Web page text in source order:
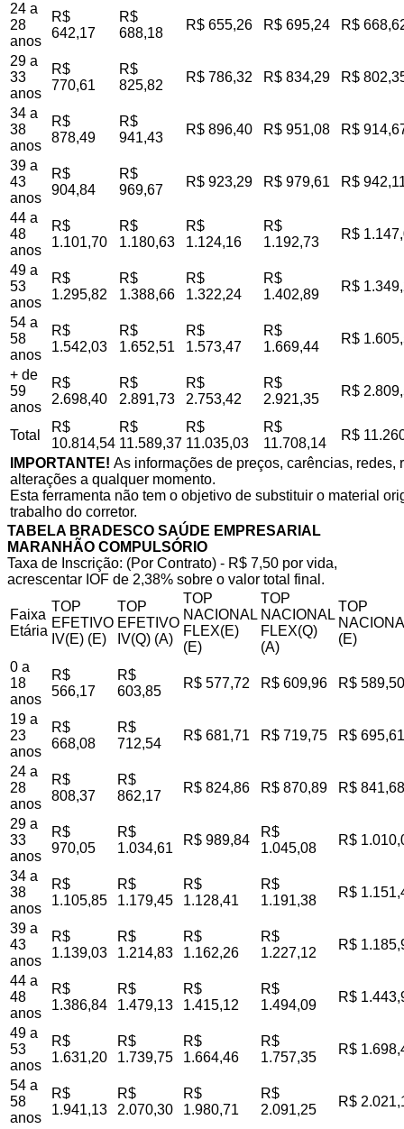
24 a
28
anos
R$
642,17
R$
688,18
R$ 655,26 R$ 695,24 R$
29 a
33
anos
R$
770,61
R$
825,82
R$ 786,32 R$ 834,29 R$
34 a
38
anos
R$
878,49
R$
941,43
R$ 896,40 R$ 951,08 R$
39 a
43
anos
R$
904,84
R$
969,67
R$ 923,29 R$ 979,61 R$
44 a
48
anos
R$
1.101,70
R$
1.180,63
R$
1.124,16
R$
1.192,73
R$
49 a
53
anos
R$
1.295,82
R$
1.388,66
R$
1.322,24
R$
1.402,89
R$
54 a
58
anos
R$
1.542,03
R$
1.652,51
R$
1.573,47
R$
1.669,44
R$
+ de
59
anos
R$
2.698,40
R$
2.891,73
R$
2.753,42
R$
2.921,35
R$
Total
R$
10.814,54
R$
11.589,37
R$
11.035,03
R$
11.708,14
R$
IMPORTANTE! As informações de preços, carências,
alterações a qualquer momento.
Esta ferramenta não tem o objetivo de substituir o material
trabalho do corretor.
TABELA BRADESCO SAÚDE EMPRESARIAL
MARANHÃO COMPULSÓRIO
Taxa de Inscrição: (Por Contrato) - R$ 7,50 por vida,
acrescentar IOF de 2,38% sobre o valor total final.
Faixa
Etária
TOP
EFETIVO
IV(E) (E)
TOP
EFETIVO
IV(Q) (A)
TOP
NACIONAL
FLEX(E)
(E)
TOP
NACIONAL
FLEX(Q)
(A)
TOP
(E)
0 a
18
anos
R$
566,17
R$
603,85
R$ 577,72 R$ 609,96 R$ 589,50
19 a
23
anos
R$
668,08
R$
712,54
R$ 681,71 R$ 719,75 R$ 695,61
24 a
28
anos
R$
808,37
R$
862,17
R$ 824,86 R$ 870,89 R$ 841,68
29 a
33
anos
R$
970,05
R$
1.034,61
R$ 989,84
R$
1.045,08
R$
34 a
38
anos
R$
1.105,85
R$
1.179,45
R$
1.128,41
R$
1.191,38
R$
39 a
43
anos
R$
1.139,03
R$
1.214,83
R$
1.162,26
R$
1.227,12
R$
44 a
48
anos
R$
1.386,84
R$
1.479,13
R$
1.415,12
R$
1.494,09
R$
49 a
53
anos
R$
1.631,20
R$
1.739,75
R$
1.664,46
R$
1.757,35
R$
54 a
58
anos
R$
1.941,13
R$
2.070,30
R$
1.980,71
R$
2.091,25
R$